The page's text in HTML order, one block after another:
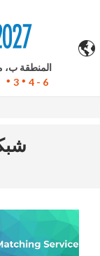
تُستخدم
تكون غير
المنطقة ب،
3 4 - 6